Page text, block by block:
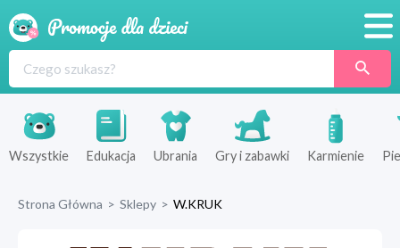
Produkty
Sklepy
Wszystkie Edukacja Ubrania Gry i zabawki Karmienie
Strona Główna > Sklepy > W.KRUK